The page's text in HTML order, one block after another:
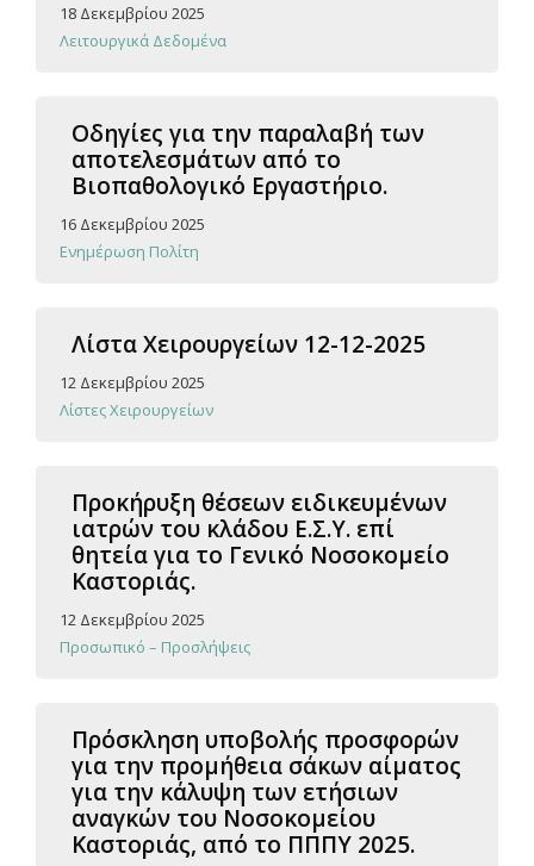
18 Δεκεμβρίου 2025
Λειτουργικά Δεδομένα
Οδηγίες για την παραλαβή των
αποτελεσμάτων από το
Βιοπαθολογικό Εργαστήριο.
16 Δεκεμβρίου 2025
Ενημέρωση Πολίτη
Λίστα Χειρουργείων 12-12-2025
12 Δεκεμβρίου 2025
Λίστες Χειρουργείων
Προκήρυξη θέσεων ειδικευμένων
ιατρών του κλάδου Ε.Σ.Υ. επί
θητεία για το Γενικό Νοσοκομείο
Καστοριάς.
12 Δεκεμβρίου 2025
Προσωπικό – Προσλήψεις
Πρόσκληση υποβολής προσφορών
για την προμήθεια σάκων αίματος
για την κάλυψη των ετήσιων
αναγκών του Νοσοκομείου
Καστοριάς, από το ΠΠΠΥ 2025.